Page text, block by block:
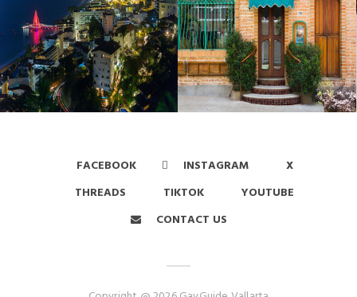
FACEBOOK INSTAGRAM
X
THREADS
TIKTOK
YOUTUBE
CONTACT US